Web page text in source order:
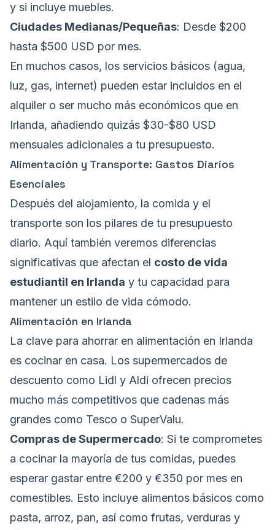
y si incluye muebles.
Ciudades Medianas/Pequeñas: Desde $200
hasta $500 USD por mes.
En muchos casos, los servicios básicos (agua,
luz, gas, internet) pueden estar incluidos en el
alquiler o ser mucho más económicos que en
Irlanda, añadiendo quizás $30-$80 USD
mensuales adicionales a tu presupuesto.
Alimentación y Transporte: Gastos Diarios
Esenciales
Después del alojamiento, la comida y el
transporte son los pilares de tu presupuesto
diario. Aquí también veremos diferencias
significativas que afectan el costo de vida
estudiantil en Irlanda y tu capacidad para
mantener un estilo de vida cómodo.
Alimentación en Irlanda
La clave para ahorrar en alimentación en Irlanda
es cocinar en casa. Los supermercados de
descuento como Lidl y Aldi ofrecen precios
mucho más competitivos que cadenas más
grandes como Tesco o SuperValu.
Compras de Supermercado: Si te comprometes
a cocinar la mayoría de tus comidas, puedes
esperar gastar entre €200 y €350 por mes en
comestibles. Esto incluye alimentos básicos como
pasta, arroz, pan, así como frutas, verduras y